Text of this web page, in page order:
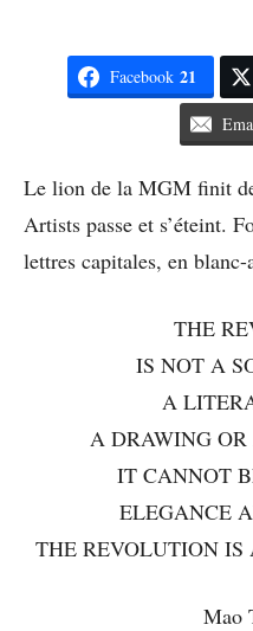
Facebook 21
Le lion de la MGM finit
Artists passe et s’éteint.
lettres capitales, en
THE
IS NOT A
A
A DRAWING
IT CANNOT
ELEGANCE
THE REVOLUTION
Mao